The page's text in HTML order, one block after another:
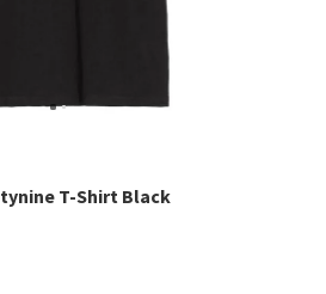
T-Shirt Black